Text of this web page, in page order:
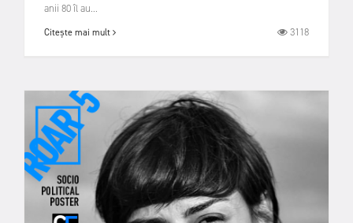
anii 80 îl au...
Citește mai mult 3118